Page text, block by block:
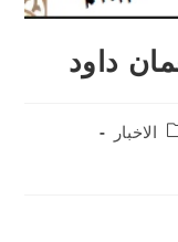
داود
الاخبار